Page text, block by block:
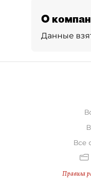
О
Данные
Все
Правила